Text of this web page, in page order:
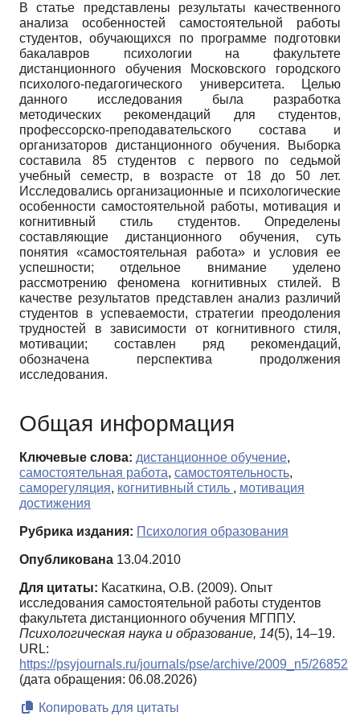
В статье представлены результаты качественного
анализа особенностей самостоятельной работы
студентов, обучающихся по программе подготовки
бакалавров психологии на факультете
дистанционного обучения Московского городского
психолого-педагогического университета. Целью
данного исследования была разработка
методических рекомендаций для студентов,
профессорско-преподавательского состава и
организаторов дистанционного обучения. Выборка
составила 85 студентов с первого по седьмой
учебный семестр, в возрасте от 18 до 50 лет.
Исследовались организационные и психологические
особенности самостоятельной работы, мотивация и
когнитивный стиль студентов. Определены
составляющие дистанционного обучения, суть
понятия «самостоятельная работа» и условия ее
успешности; отдельное внимание уделено
рассмотрению феномена когнитивных стилей. В
качестве результатов представлен анализ различий
студентов в успеваемости, стратегии преодоления
трудностей в зависимости от когнитивного стиля,
мотивации; составлен ряд рекомендаций,
обозначена перспектива продолжения
исследования.
Общая информация
Ключевые слова: дистанционное обучение,
самостоятельная работа, самостоятельность,
саморегуляция, когнитивный стиль , мотивация
достижения
Рубрика издания: Психология образования
Опубликована 13.04.2010
Для цитаты: Касаткина, О.В. (2009). Опыт
исследования самостоятельной работы студентов
факультета дистанционного обучения МГППУ.
Психологическая наука и образование, 14(5), 14–19.
URL:
https://psyjournals.ru/journals/pse/archive/2009_n5/26852
(дата обращения: 06.08.2026)
Копировать для цитаты